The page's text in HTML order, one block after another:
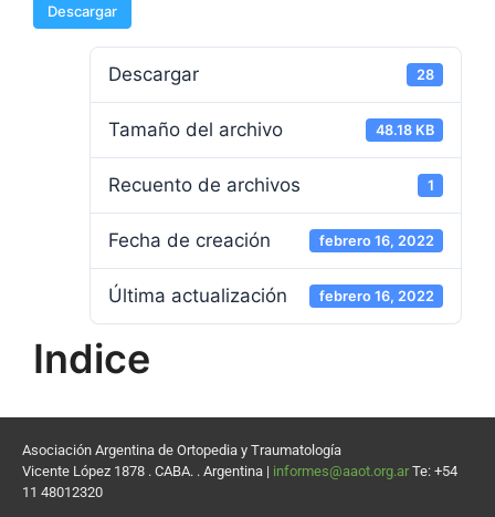
Descargar
Descargar 28
Tamaño del archivo 48.18 KB
Recuento de archivos 1
Fecha de creación febrero 16, 2022
Última actualización febrero 16, 2022
Indice
Asociación Argentina de Ortopedia y Traumatología
Vicente López 1878 . CABA. . Argentina | informes@aaot.org.ar Te: +54
11 48012320